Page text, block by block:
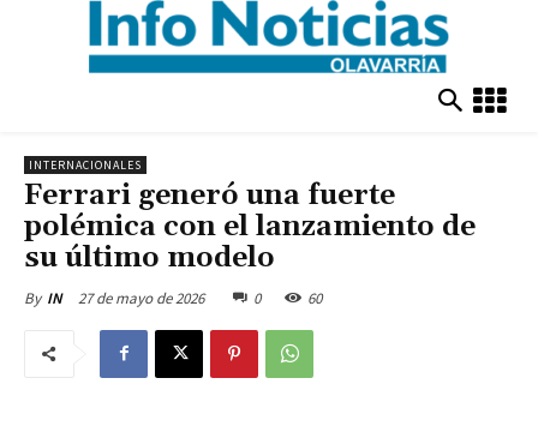
INTERNACIONALES
Ferrari generó una fuerte
polémica con el lanzamiento de
su último modelo
By IN 27 de mayo de 2026 0 60